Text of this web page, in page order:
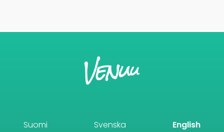
Suomi Svenska English